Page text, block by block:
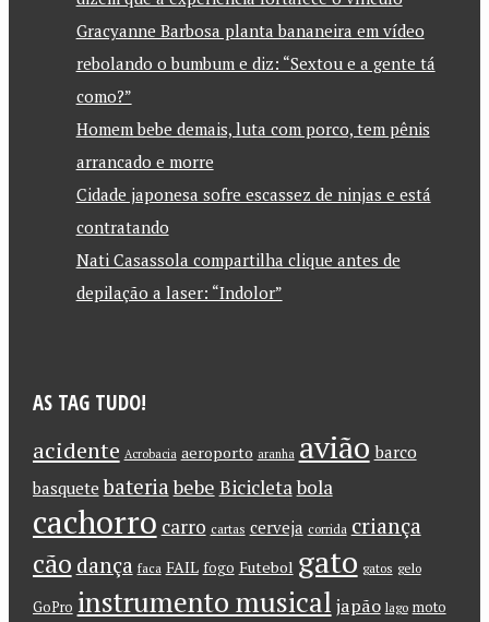
Gracyanne Barbosa planta bananeira em vídeo
rebolando o bumbum e diz: “Sextou e a gente tá
como?”
Homem bebe demais, luta com porco, tem pênis
arrancado e morre
Cidade japonesa sofre escassez de ninjas e está
contratando
Nati Casassola compartilha clique antes de
depilação a laser: “Indolor”
AS TAG TUDO!
acidente Acrobacia aeroporto aranha avião barco
basquete bateriabebe Bicicletabola
cachorro carro cartas cerveja corrida criança
cão dança faca FAIL fogo Futebol gato gatos gelo
GoPro instrumento musical japão lago moto